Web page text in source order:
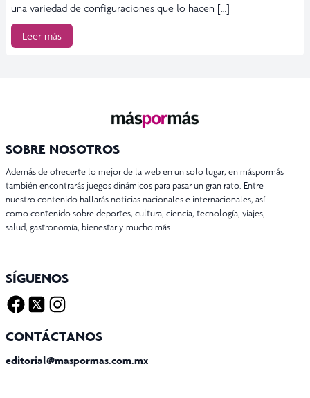
una variedad de configuraciones que lo hacen […]
Leer más
SOBRE NOSOTROS
Además de ofrecerte lo mejor de la web en un solo lugar, en máspormás
también encontrarás juegos dinámicos para pasar un gran rato. Entre
nuestro contenido hallarás noticias nacionales e internacionales, así
como contenido sobre deportes, cultura, ciencia, tecnología, viajes,
salud, gastronomía, bienestar y mucho más.
SÍGUENOS
CONTÁCTANOS
editorial@maspormas.com.mx